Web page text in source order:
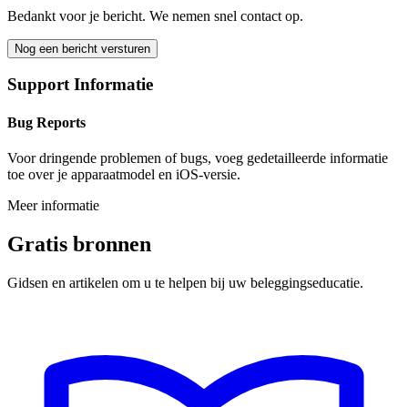
Bedankt voor je bericht. We nemen snel contact op.
Nog een bericht versturen
Support Informatie
Bug Reports
Voor dringende problemen of bugs, voeg gedetailleerde informatie
toe over je apparaatmodel en iOS-versie.
Meer informatie
Gratis bronnen
Gidsen en artikelen om u te helpen bij uw beleggingseducatie.